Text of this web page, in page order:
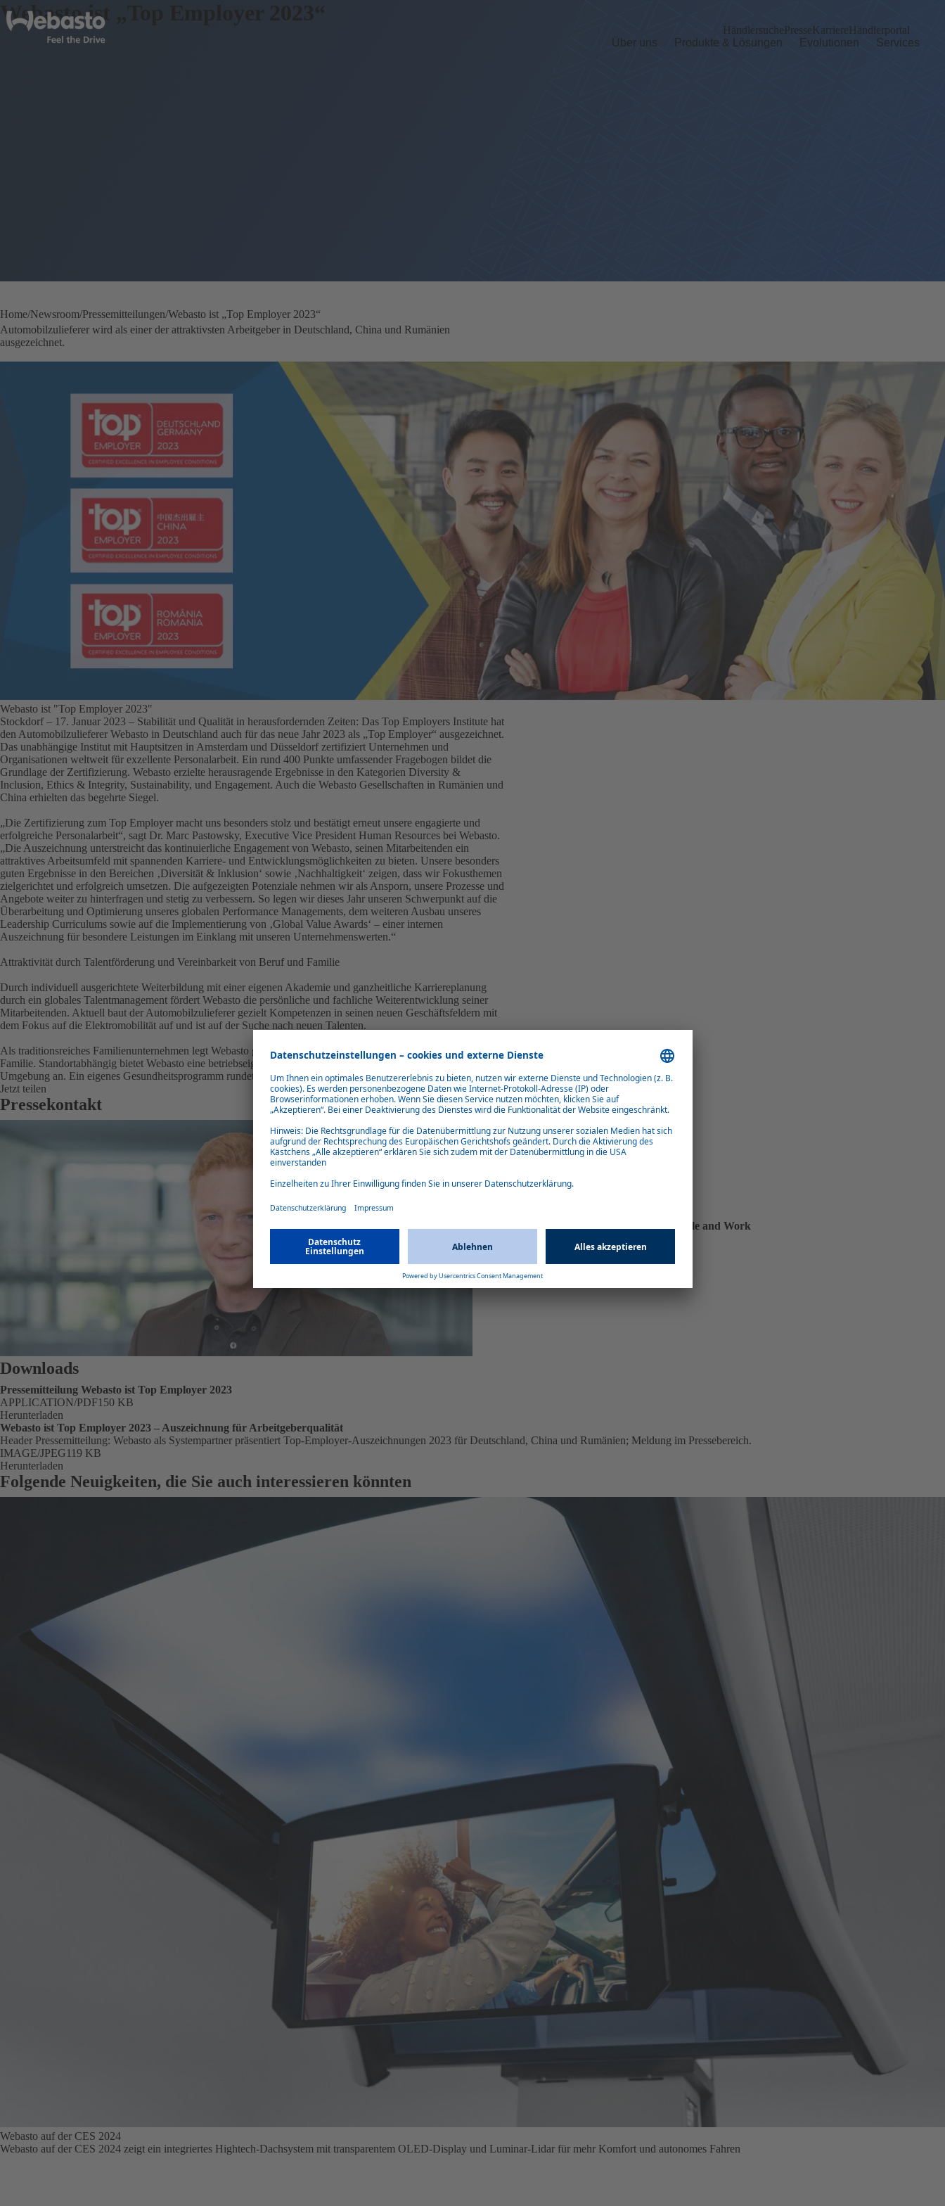
Über uns Produkte & Lösungen Evolutionen Services
HändlersuchePresseKarriereHändlerportal
Webasto ist „Top Employer 2023“
Home Newsroom Pressemitteilungen Webasto ist „Top Employer 2023“
Automobilzulieferer wird als einer der attraktivsten Arbeitgeber in Deutschland, China und Rumänien
ausgezeichnet.
Webasto ist "Top Employer 2023"
Stockdorf – 17. Januar 2023 – Stabilität und Qualität in herausfordernden Zeiten: Das Top Employers Institute hat
den Automobilzulieferer Webasto in Deutschland auch für das neue Jahr 2023 als „Top Employer“ ausgezeichnet.
Das unabhängige Institut mit Hauptsitzen in Amsterdam und Düsseldorf zertifiziert Unternehmen und
Organisationen weltweit für exzellente Personalarbeit. Ein rund 400 Punkte umfassender Fragebogen bildet die
Grundlage der Zertifizierung. Webasto erzielte herausragende Ergebnisse in den Kategorien Diversity &
Inclusion, Ethics & Integrity, Sustainability, und Engagement. Auch die Webasto Gesellschaften in Rumänien und
China erhielten das begehrte Siegel.
„Die Zertifizierung zum Top Employer macht uns besonders stolz und bestätigt erneut unsere engagierte und
erfolgreiche Personalarbeit“, sagt Dr. Marc Pastowsky, Executive Vice President Human Resources bei Webasto.
„Die Auszeichnung unterstreicht das kontinuierliche Engagement von Webasto, seinen Mitarbeitenden ein
attraktives Arbeitsumfeld mit spannenden Karriere- und Entwicklungsmöglichkeiten zu bieten. Unsere besonders
guten Ergebnisse in den Bereichen ‚Diversität & Inklusion‘ sowie ‚Nachhaltigkeit‘ zeigen, dass wir Fokusthemen
zielgerichtet und erfolgreich umsetzen. Die aufgezeigten Potenziale nehmen wir als Ansporn, unsere Prozesse und
Angebote weiter zu hinterfragen und stetig zu verbessern. So legen wir dieses Jahr unseren Schwerpunkt auf die
Überarbeitung und Optimierung unseres globalen Performance Managements, dem weiteren Ausbau unseres
Leadership Curriculums sowie auf die Implementierung von ‚Global Value Awards‘ – einer internen
Auszeichnung für besondere Leistungen im Einklang mit unseren Unternehmenswerten.“
Attraktivität durch Talentförderung und Vereinbarkeit von Beruf und Familie
Durch individuell ausgerichtete Weiterbildung mit einer eigenen Akademie und ganzheitliche Karriereplanung
durch ein globales Talentmanagement fördert Webasto die persönliche und fachliche Weiterentwicklung seiner
Mitarbeitenden. Aktuell baut der Automobilzulieferer gezielt Kompetenzen in seinen neuen Geschäftsfeldern mit
dem Fokus auf die Elektromobilität auf und ist auf der Suche nach neuen Talenten.
Als traditionsreiches Familienunternehmen legt Webasto großen Wert auf die Vereinbarkeit von Arbeit und
Familie. Standortabhängig bietet Webasto eine betriebseigene Kinderkrippe oder Krippenbelegplätze in der
Umgebung an. Ein eigenes Gesundheitsprogramm rundet das Angebot ab.
Jetzt teilen
Pressekontakt
Communication Expert / Pressesprecher People and Work
Telefon: +49 89 8 75 77-1116
E-Mail: ludwig.krammer@webasto.com
E-Mail senden
Downloads
Pressemitteilung Webasto ist Top Employer 2023
Größe
150 KB
FORMAT
APPLICATION/PDF
Herunterladen
Webasto ist Top Employer 2023 – Auszeichnung für Arbeitgeberqualität
Header Pressemitteilung: Webasto als Systempartner präsentiert Top‑Employer‑Auszeichnungen 2023 für Deutschland, China und Rumänien; Meldung im Pressebereich.
Größe
119 KB
FORMAT
IMAGE/JPEG
Herunterladen
Folgende Neuigkeiten, die Sie auch interessieren könnten
Webasto auf der CES 2024
Webasto auf der CES 2024 zeigt ein integriertes Hightech‑Dachsystem mit transparentem OLED‑Display und Luminar‑Lidar für mehr Komfort und autonomes Fahren